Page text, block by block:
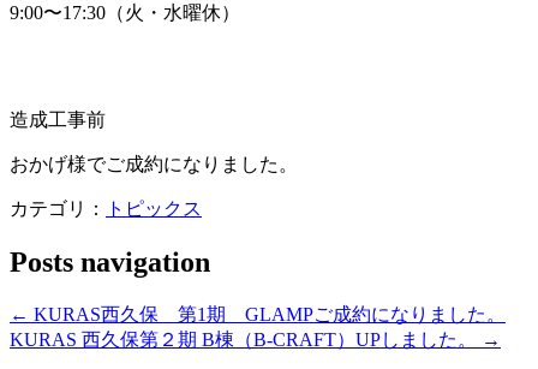
9:00〜17:30（火・水曜休）
造成工事前
おかげ様でご成約になりました。
カテゴリ： トピックス
Posts navigation
← KURAS西久保 第1期 GLAMPご成約になりました。
KURAS 西久保第２期 B棟（B-CRAFT）UPしました。 →